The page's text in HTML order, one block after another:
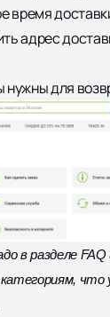
время
адрес
нужны для
в разделе
категориям,